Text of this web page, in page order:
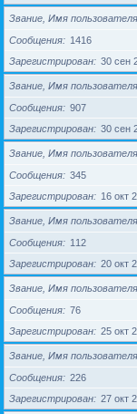
Звание, Имя пользователя
Сообщения
1416
Зарегистрирован
30 сен
Звание, Имя пользователя
Сообщения
907
Зарегистрирован
30 сен
Звание, Имя пользователя
Сообщения
345
Зарегистрирован
16 окт
Звание, Имя пользователя
Сообщения
112
Зарегистрирован
20 окт
Звание, Имя пользователя
Сообщения
76
Зарегистрирован
25 окт
Звание, Имя пользователя
Сообщения
226
Зарегистрирован
27 окт